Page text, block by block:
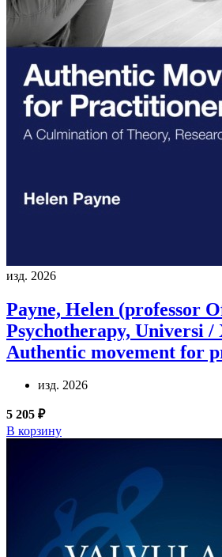
изд. 2026
Payne, Helen (professor
Psychotherapy, Universi
Authentic movement for
изд. 2026
5 205 ₽
В корзину